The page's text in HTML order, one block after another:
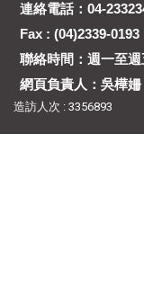
連絡電話：04-
Fax : (04)2339-0193
聯絡時間：週一至
網頁負責人：吳樺
造訪人次 : 3356893